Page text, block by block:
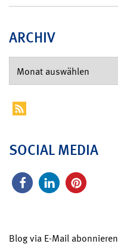
ARCHIV
SOCIAL MEDIA
Blog via E-Mail abonnieren